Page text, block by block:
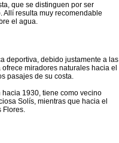
que se distinguen por ser
Allí resulta muy recomendable
el agua.
deportiva, debido justamente a las
miradores naturales hacia el
pasajes de su costa.
1930, tiene como vecino
Solís, mientras que hacia el
Flores.